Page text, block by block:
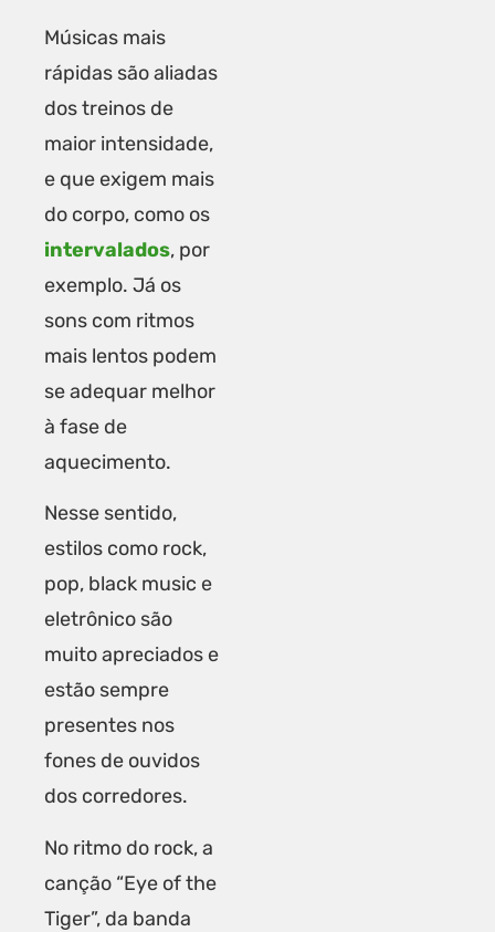
Músicas mais
rápidas são aliadas
dos treinos de
maior intensidade,
e que exigem mais
do corpo, como os
intervalados, por
exemplo. Já os
sons com ritmos
mais lentos podem
se adequar melhor
à fase de
aquecimento.
Nesse sentido,
estilos como rock,
pop, black music e
eletrônico são
muito apreciados e
estão sempre
presentes nos
fones de ouvidos
dos corredores.
No ritmo do rock, a
canção “Eye of the
Tiger”, da banda